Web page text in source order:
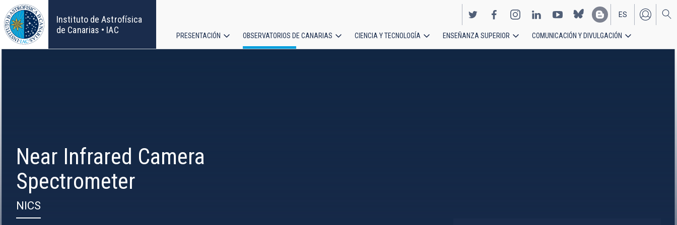
Pasar
al
contenido
principal
Instituto de Astrofísica
de Canarias • IAC
EN
ES
Navegación
PRESENTACIÓN OBSERVATORIOS DE CANARIAS CIENCIA Y TECNOLOGÍA ENSEÑANZA SUPERIOR COMUNICACIÓN Y DIVULGACIÓN
Near Infrared Camera
Spectrometer
NICS